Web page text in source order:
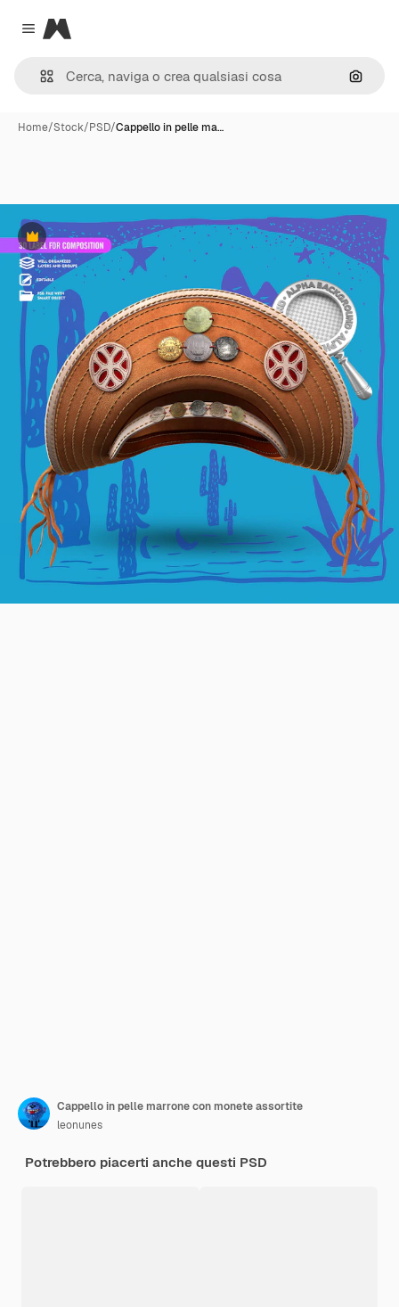
Close menu
Magnific
Cerca
Home/Stock/PSD/Cappello in pelle ma…
Premium
Cappello in pelle marrone con monete assortite
leonunes
Potrebbero piacerti anche questi PSD